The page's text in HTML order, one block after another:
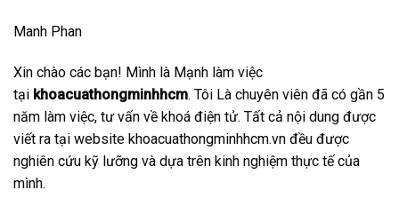
Manh Phan
Xin chào các bạn! Mình là Mạnh làm việc
tại khoacuathongminhhcm. Tôi Là chuyên viên đã có gần 5
năm làm việc, tư vấn về khoá điện tử. Tất cả nội dung được
viết ra tại website khoacuathongminhhcm.vn đều được
nghiên cứu kỹ lưỡng và dựa trên kinh nghiệm thực tế của
mình.